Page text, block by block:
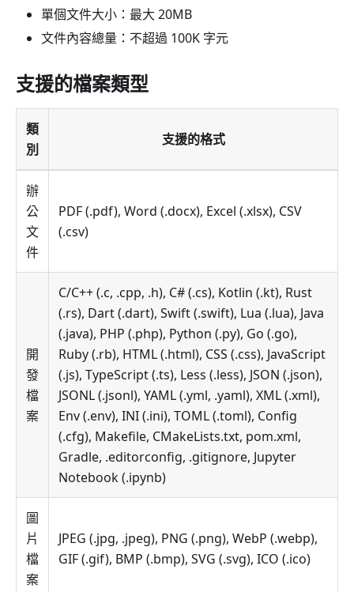
單個文件大小：最大 20MB
文件內容總量：不超過 100K 字元
支援的檔案類型
類
別
支援的格式
辦
公
文
件
PDF (.pdf), Word (.docx), Excel (.xlsx), CSV
(.csv)
開
發
檔
案
C/C++ (.c, .cpp, .h), C# (.cs), Kotlin (.kt), Rust
(.rs), Dart (.dart), Swift (.swift), Lua (.lua), Java
(.java), PHP (.php), Python (.py), Go (.go),
Ruby (.rb), HTML (.html), CSS (.css), JavaScript
(.js), TypeScript (.ts), Less (.less), JSON (.json),
JSONL (.jsonl), YAML (.yml, .yaml), XML (.xml),
Env (.env), INI (.ini), TOML (.toml), Config
(.cfg), Makefile, CMakeLists.txt, pom.xml,
Gradle, .editorconfig, .gitignore, Jupyter
Notebook (.ipynb)
圖
片
檔
案
JPEG (.jpg, .jpeg), PNG (.png), WebP (.webp),
GIF (.gif), BMP (.bmp), SVG (.svg), ICO (.ico)